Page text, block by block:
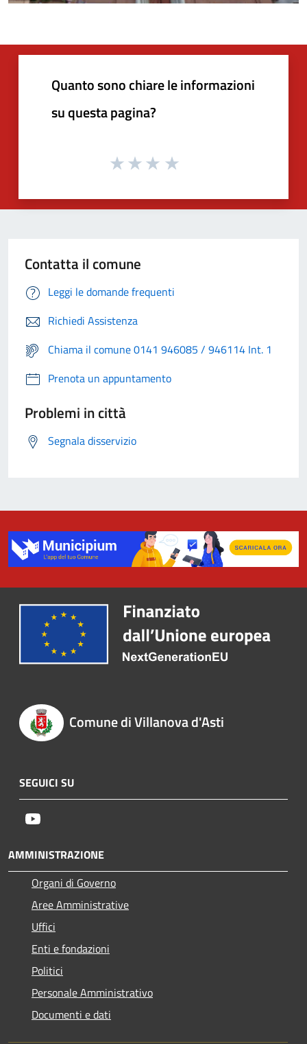
Quanto sono chiare le informazioni
su questa pagina?
Contatta il comune
Leggi le domande frequenti
Richiedi Assistenza
Chiama il comune 0141 946085 / 946114 Int. 1
Prenota un appuntamento
Problemi in città
Segnala disservizio
Comune di Villanova d'Asti
SEGUICI SU
AMMINISTRAZIONE
Organi di Governo
Aree Amministrative
Uffici
Enti e fondazioni
Politici
Personale Amministrativo
Documenti e dati